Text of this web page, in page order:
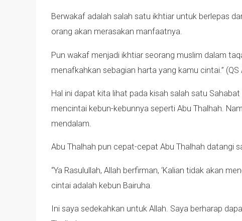
Berwakaf adalah salah satu ikhtiar untuk berlepas
orang akan merasakan manfaatnya.
Pun wakaf menjadi ikhtiar seorang muslim dalam
menafkahkan sebagian harta yang kamu cintai.” (QS
Hal ini dapat kita lihat pada kisah salah satu
mencintai kebun-kebunnya seperti Abu Thalhah.
mendalam.
Abu Thalhah pun cepat-cepat Abu Thalhah datangi
“Ya Rasulullah, Allah berfirman, ‘Kalian tidak akan
cintai adalah kebun Bairuha.
Ini saya sedekahkan untuk Allah. Saya berharap